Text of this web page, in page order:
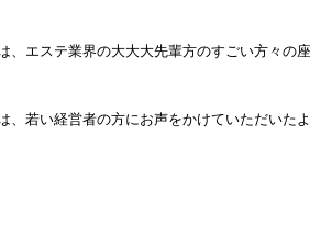
、エステ業界の大大大先輩方のすごい方々の
、若い経営者の方にお声をかけていただいた